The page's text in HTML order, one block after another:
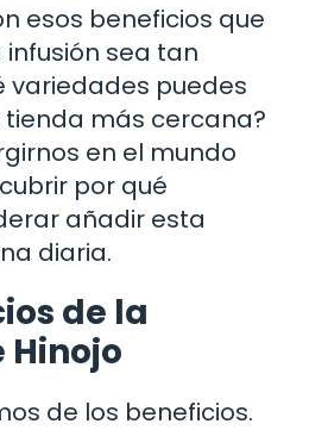
esos beneficios que
sea tan
variedades puedes
más cercana?
en el mundo
por qué
añadir esta
diaria.
de la
Hinojo
de los beneficios.